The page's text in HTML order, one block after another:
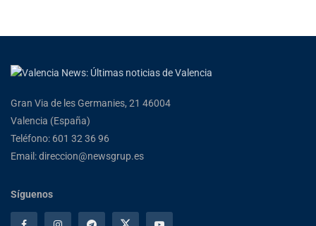
Gran Via de les Germanies, 21 46004
Valencia (España)
Teléfono: 601 32 36 96
Email: direccion@newsgrup.es
Síguenos